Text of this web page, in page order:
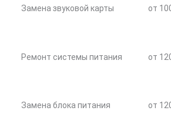
Замена звуковой карты от
Ремонт системы питания от
Замена блока питания от